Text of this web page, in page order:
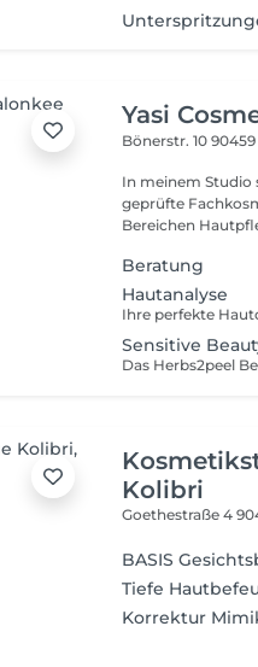
Yasi
Bönerstr. 10
In meinem Studio
geprüfte
Bereichen
Beratung
Hautanalyse
Sensitive
Kolibri
Goethestraße 4
BASIS
Tiefe
Korrektur